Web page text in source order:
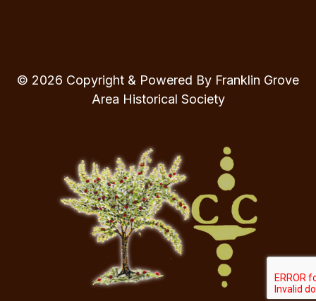
© 2026 Copyright & Powered By Franklin Grove
Area Historical Society